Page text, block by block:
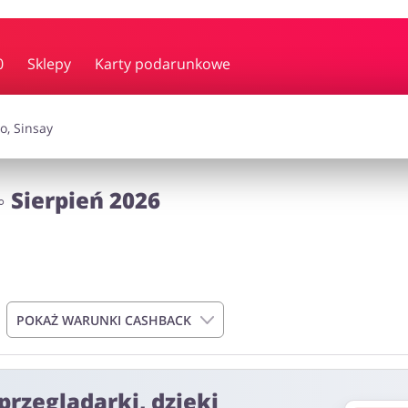
Sklepy Karty podarunkowe
Zdrowie i uroda
Sierpień 2026
POKAŻ WARUNKI CASHBACK
72h od momentu złożenia zamówienia. Nie dotyczy on kosztów
dzięki